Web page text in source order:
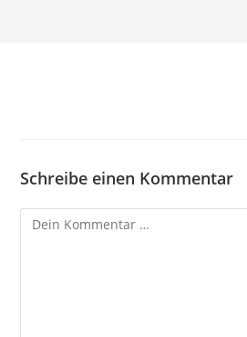
Schreibe einen Kommentar
Kommentar